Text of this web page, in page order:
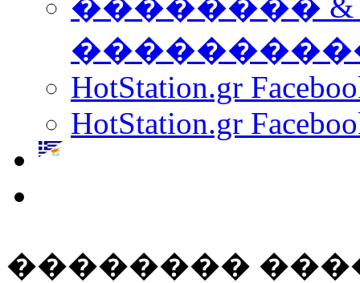
HotStation.gr
HotStation.gr
��������